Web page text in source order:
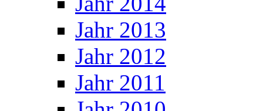
Jahr 2013
Jahr 2012
Jahr 2011